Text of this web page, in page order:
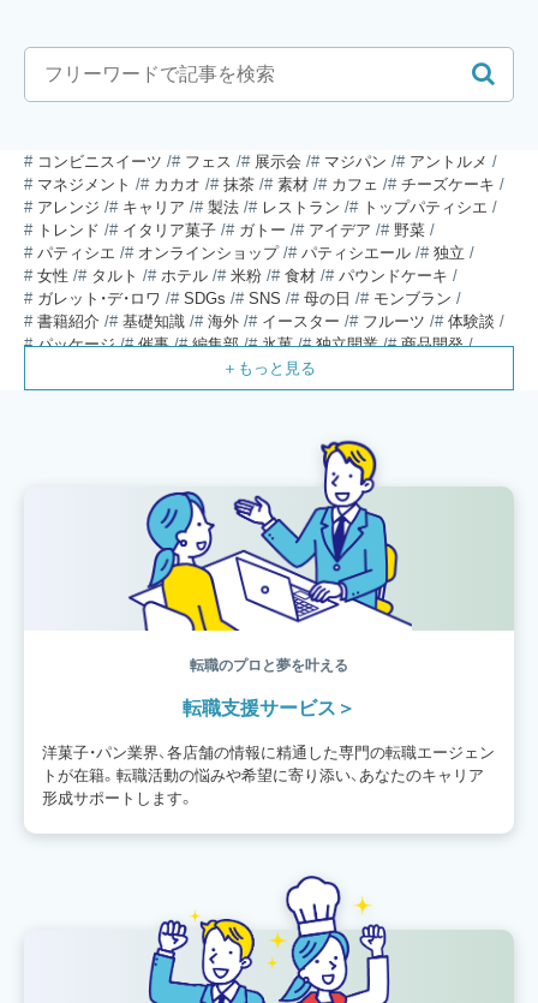
コンビニスイーツ フェス 展示会 マジパン
アントルメ
マネジメント
カカオ 抹茶 素材 カフェ
チーズケーキ
アレンジ
キャリア 製法 レストラン
トップパティシエ
トレンド
イタリア菓子 ガトー アイデア
野菜
パティシエ
オンラインショップ パティシエール
独立
女性
タルト ホテル 米粉 食材
パウンドケーキ
ガレット・デ・ロワ
SDGs SNS 母の日
モンブラン
書籍紹介
基礎知識 海外 イースター フルーツ
体験談
パッケージ
催事 編集部 氷菓 独立開業
商品開発
ブーランジェ
販売促進
コラム パン スタッフ育成
就職活動
インタビュー
コロナ対策
ショコラティエ
ベーカリー 工場 専門学生
海外事情
ワークライフバランス
生菓子 アシェットデセール
フランス オーブン担当 チョコレート
転職のプロと夢を叶える
転職支援サービス
洋菓子・パン業界、各店舗の情報に精通した専門の転職エージェン
トが在籍。転職活動の悩みや希望に寄り添い、あなたのキャリア
形成サポートします。